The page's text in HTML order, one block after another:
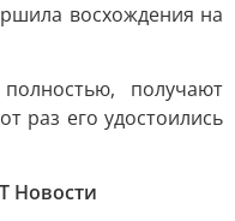
восхождения на
получают
раз его удостоились
Новости